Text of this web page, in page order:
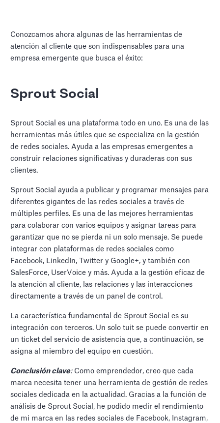
Conozcamos ahora algunas de las herramientas de
atención al cliente que son indispensables para una
empresa emergente que busca el éxito:
Sprout Social
Sprout Social es una plataforma todo en uno. Es una de las
herramientas más útiles que se especializa en la gestión
de redes sociales. Ayuda a las empresas emergentes a
construir relaciones significativas y duraderas con sus
clientes.
Sprout Social ayuda a publicar y programar mensajes para
diferentes gigantes de las redes sociales a través de
múltiples perfiles. Es una de las mejores herramientas
para colaborar con varios equipos y asignar tareas para
garantizar que no se pierda ni un solo mensaje. Se puede
integrar con plataformas de redes sociales como
Facebook, LinkedIn, Twitter y Google+, y también con
SalesForce, UserVoice y más. Ayuda a la gestión eficaz de
la atención al cliente, las relaciones y las interacciones
directamente a través de un panel de control.
La característica fundamental de Sprout Social es su
integración con terceros. Un solo tuit se puede convertir en
un ticket del servicio de asistencia que, a continuación, se
asigna al miembro del equipo en cuestión.
Conclusión clave: Como emprendedor, creo que cada
marca necesita tener una herramienta de gestión de redes
sociales dedicada en la actualidad. Gracias a la función de
análisis de Sprout Social, he podido medir el rendimiento
de mi marca en las redes sociales de Facebook, Instagram,